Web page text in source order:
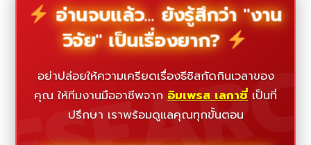
อ่านจบแล้ว... ยังรู้สึกว่า "งาน
วิจัย" เป็นเรื่องยาก?
อย่าปล่อยให้ความเครียดเรื่องธีซิสกัดกินเวลาของ
คุณ ให้ทีมงานมืออาชีพจาก อิมเพรส เลกาซี่ เป็นที่
ปรึกษา เราพร้อมดูแลคุณทุกขั้นตอน